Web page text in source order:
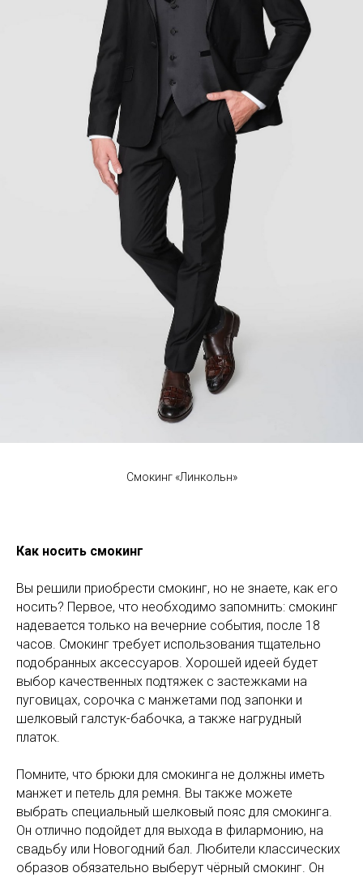
Смокинг «Линкольн»
Как носить смокинг
Вы решили приобрести смокинг, но не знаете, как его
носить? Первое, что необходимо запомнить: смокинг
надевается только на вечерние события, после 18
часов. Смокинг требует использования тщательно
подобранных аксессуаров. Хорошей идеей будет
выбор качественных подтяжек с застежками на
пуговицах, сорочка с манжетами под запонки и
шелковый галстук-бабочка, а также нагрудный
платок.
Помните, что брюки для смокинга не должны иметь
манжет и петель для ремня. Вы также можете
выбрать специальный шелковый пояс для смокинга.
Он отлично подойдет для выхода в филармонию, на
свадьбу или Новогодний бал. Любители классических
образов обязательно выберут чёрный смокинг. Он